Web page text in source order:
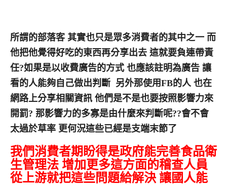
所謂的部落客 其實也只是眾多消費者的其中之一 而
他把他覺得好吃的東西再分享出去 這就要負連帶責
任?如果是以收費廣告的方式 也應該註明為廣告 讓
看的人能夠自己做出判斷 另外那使用FB的人 也在
網路上分享相關資訊 他們是不是也要按照影響力來
開罰? 那影響力的多寡是由什麼來判斷呢??會不會
太過於草率 更何況這些已經是支端末節了
我們消費者期盼得是政府能完善食品衛
生管理法 增加更多這方面的稽查人員
從上游就把這些問題給解決 讓國人能